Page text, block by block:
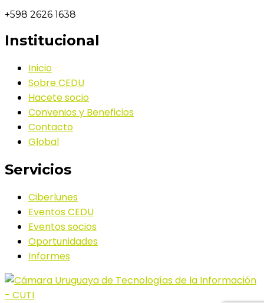
+598 2626 1638
Institucional
Inicio
Sobre CEDU
Hacete socio
Convenios y Beneficios
Contacto
Global
Servicios
Ciberlunes
Eventos CEDU
Eventos socios
Oportunidades
Informes